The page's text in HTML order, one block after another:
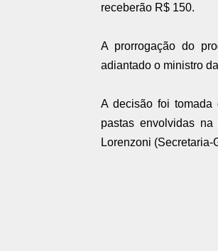
receberão R$ 150.
A prorrogação do
adiantado o ministro
A decisão foi tomada
pastas envolvidas
Lorenzoni (Secretaria-